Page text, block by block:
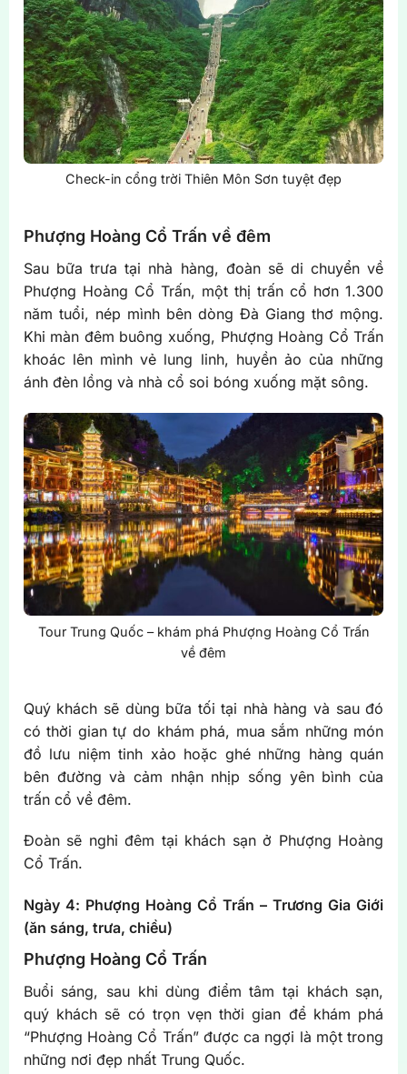
Check-in cổng trời Thiên Môn Sơn tuyệt đẹp
Phượng Hoàng Cổ Trấn về đêm
Sau bữa trưa tại nhà hàng, đoàn sẽ di chuyển về
Phượng Hoàng Cổ Trấn, một thị trấn cổ hơn 1.300
năm tuổi, nép mình bên dòng Đà Giang thơ mộng.
Khi màn đêm buông xuống, Phượng Hoàng Cổ Trấn
khoác lên mình vẻ lung linh, huyền ảo của những
ánh đèn lồng và nhà cổ soi bóng xuống mặt sông.
Tour Trung Quốc – khám phá Phượng Hoàng Cổ Trấn
về đêm
Quý khách sẽ dùng bữa tối tại nhà hàng và sau đó
có thời gian tự do khám phá, mua sắm những món
đồ lưu niệm tinh xảo hoặc ghé những hàng quán
bên đường và cảm nhận nhịp sống yên bình của
trấn cổ về đêm.
Đoàn sẽ nghỉ đêm tại khách sạn ở Phượng Hoàng
Cổ Trấn.
Ngày 4: Phượng Hoàng Cổ Trấn – Trương Gia Giới
(ăn sáng, trưa, chiều)
Phượng Hoàng Cổ Trấn
Buổi sáng, sau khi dùng điểm tâm tại khách sạn,
quý khách sẽ có trọn vẹn thời gian để khám phá
“Phượng Hoàng Cổ Trấn” được ca ngợi là một trong
những nơi đẹp nhất Trung Quốc.